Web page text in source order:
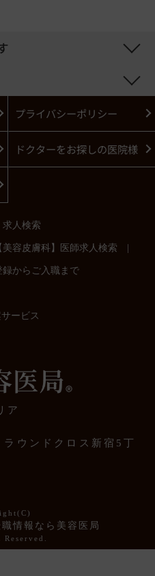
プライバシーポリシー
ドクターをお探しの医院様
求人検索
美容皮膚科】医師求人検索 |
録からご入職まで
ービス
ア
ウンドクロス新宿5丁
情報なら美容医局